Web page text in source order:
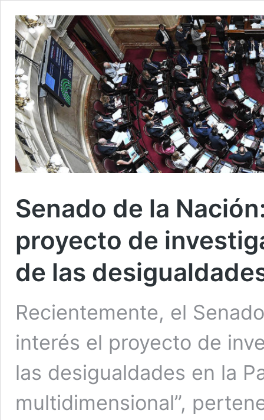
Senado de la
proyecto de
de las
Recientemente, el
interés el proyecto de
las desigualdades en la
multidimensional”,